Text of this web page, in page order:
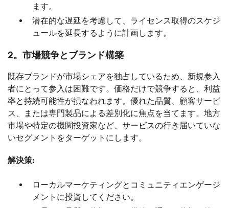
ます。
潜在的な遅延を考慮して、ライセンス取得のスケジ
ュールを延長するように計画します。
2。市場競争とブランド構築
既存ブランドが市場シェアを独占しているため、新規参入
者にとって参入は困難です。価格だけで競争すると、利益
率と持続可能性が損なわれます。優れた品質、顧客サービ
ス、または専門製品による差別化に焦点を当てます。地方
市場や特定の機関投資家など、サービスの行き届いていな
いセグメントをターゲットにします。
解決策:
ローカルマーケティングとコミュニティエンゲージ
メントに投資してください。